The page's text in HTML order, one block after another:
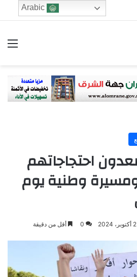
أسواق القرب المغلقة تستنفر وزارة الداخلية.. أبحاث موسعة حول مشاريع بملايير الدراهم
احتجاجاتهم
وطنية يوم
2 أكتوبر، 2024 0 أقل من دقيقة
Arabic